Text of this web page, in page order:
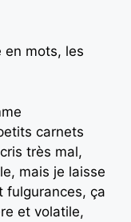
en mots, les
carnets
très mal,
mais je laisse
fulgurances, ça
et volatile,